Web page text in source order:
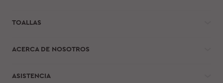
TOALLAS
ACERCA DE NOSOTROS
ASISTENCIA